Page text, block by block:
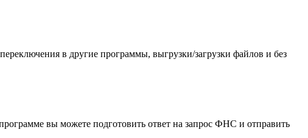
в другие программы, выгрузки/загрузки файлов и без
вы можете подготовить ответ на запрос ФНС и отправить